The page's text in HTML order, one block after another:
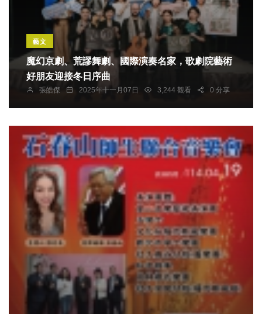
藝文
魔幻京劇、荒謬舞劇、國際演奏名家，歌劇院藝術
好朋友迎接冬日序曲
張皓傑 2025年十一月07日 3,244 觀看 0 分享